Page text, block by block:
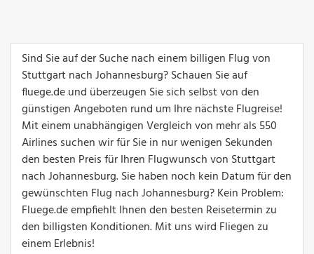
Sind Sie auf der Suche nach einem billigen Flug von
Stuttgart nach Johannesburg? Schauen Sie auf
fluege.de und überzeugen Sie sich selbst von den
günstigen Angeboten rund um Ihre nächste Flugreise!
Mit einem unabhängigen Vergleich von mehr als 550
Airlines suchen wir für Sie in nur wenigen Sekunden
den besten Preis für Ihren Flugwunsch von Stuttgart
nach Johannesburg. Sie haben noch kein Datum für den
gewünschten Flug nach Johannesburg? Kein Problem:
Fluege.de empfiehlt Ihnen den besten Reisetermin zu
den billigsten Konditionen. Mit uns wird Fliegen zu
einem Erlebnis!